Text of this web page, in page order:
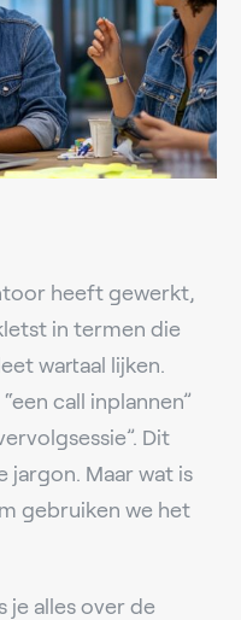
heeft gewerkt,
in termen die
wartaal lijken.
call inplannen”
Dit
jargon. Maar wat is
gebruiken we het
je alles over de